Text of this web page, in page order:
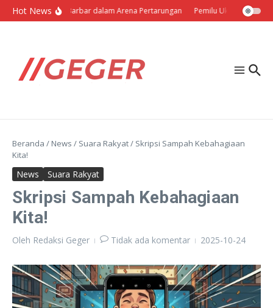
Lewati ke konten
Hot NewsPolitik Barbar dalam Arena Pertarungan Pemilu Ukraina: Milih
Beranda / News / Suara Rakyat/ Skripsi Sampah Kebahagiaan
Kita!
News Suara Rakyat
Skripsi Sampah Kebahagiaan
Kita!
Oleh Redaksi Geger Tidak ada komentar 2025-10-24